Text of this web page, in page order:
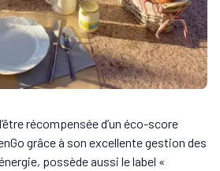
récompensée d’un éco-score
grâce à son excellente gestion des
possède aussi le label «